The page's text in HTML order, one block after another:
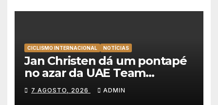
CICLISMO INTERNACIONAL NOTÍCIAS
Jan Christen dá um pontapé
no azar da UAE Team
Emirates e vence na Volta a
Polónia
7 AGOSTO, 2026 ADMIN